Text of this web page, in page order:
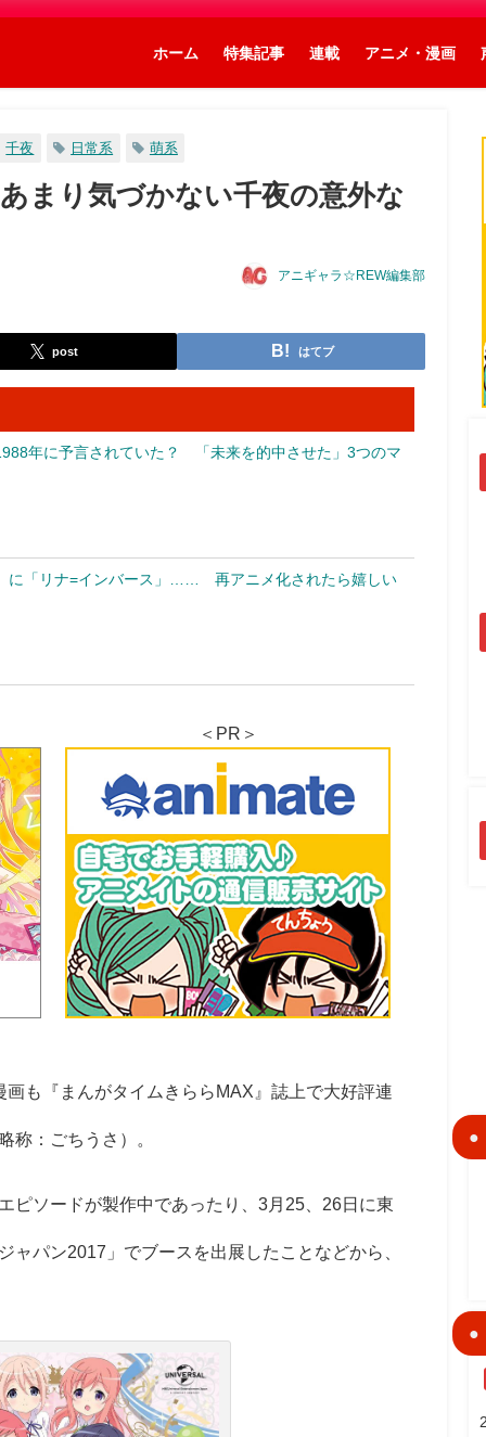
ホーム 特集記事 連載 アニメ・漫画
千夜 日常系 萌系
まり気づかない千夜の意外な
アニギャラ☆REW編集部
post はてブ
年に予言されていた？ 「未来を的中させた」3つのマ
に「リナ=インバース」…… 再アニメ化されたら嬉しい
＜PR＞
も『まんがタイムきららMAX』誌上で大好評連
称：ごちうさ）。
ピソードが製作中であったり、3月25、26日に東
ャパン2017」でブースを出展したことなどから、